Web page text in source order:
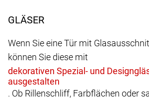
GLÄSER
Wenn Sie eine Tür mit
können Sie diese mit
. Ob Rillenschliff, Farbflächen oder